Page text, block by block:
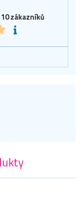
10zákazníků